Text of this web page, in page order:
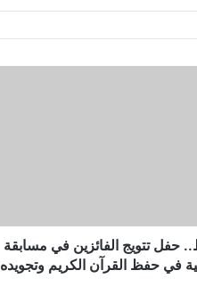
حفل تتويج الفائزين في مسابقة
في حفظ القرآن الكريم وتجويده